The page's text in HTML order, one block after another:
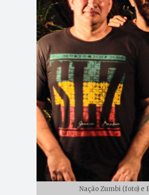
Nação Zumbi (foto)